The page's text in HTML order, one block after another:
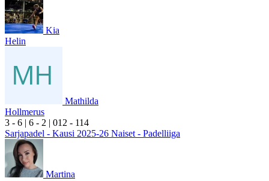
Kia
Helin
Mathilda
Hollmerus
3 - 6 | 6 - 2 | 012 - 114
Sarjapadel - Kausi 2025-26 Naiset - Padelliiga
Martina